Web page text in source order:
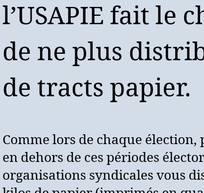
l’USAPIE fait le
de ne plus
de tracts papier.
Comme lors de chaque élection,
en dehors de ces périodes
organisations syndicales vous